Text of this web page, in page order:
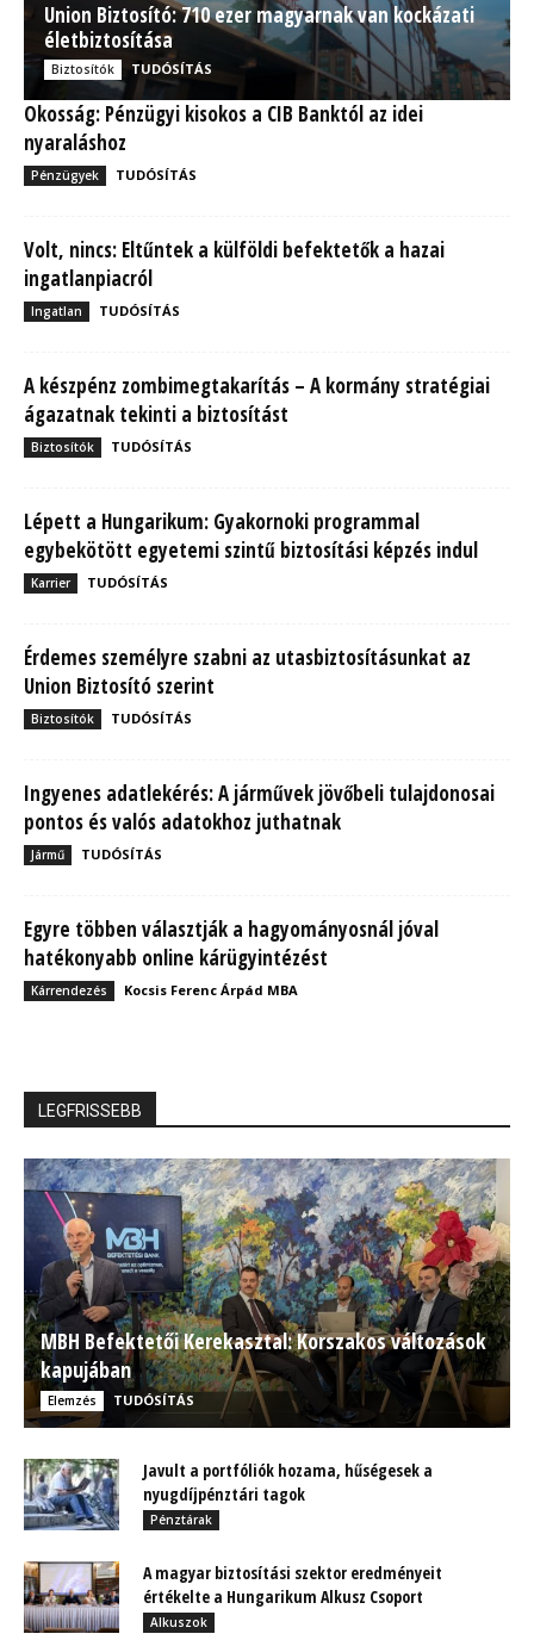
Union Biztosító: 710 ezer magyarnak van kockázati
életbiztosítása
Biztosítók TUDÓSÍTÁS
Okosság: Pénzügyi kisokos a CIB Banktól az idei
nyaraláshoz
Pénzügyek TUDÓSÍTÁS
Volt, nincs: Eltűntek a külföldi befektetők a hazai
ingatlanpiacról
Ingatlan TUDÓSÍTÁS
A készpénz zombimegtakarítás – A kormány stratégiai
ágazatnak tekinti a biztosítást
Biztosítók TUDÓSÍTÁS
Lépett a Hungarikum: Gyakornoki programmal
egybekötött egyetemi szintű biztosítási képzés indul
Karrier TUDÓSÍTÁS
Érdemes személyre szabni az utasbiztosításunkat az
Union Biztosító szerint
Biztosítók TUDÓSÍTÁS
Ingyenes adatlekérés: A járművek jövőbeli tulajdonosai
pontos és valós adatokhoz juthatnak
Jármű TUDÓSÍTÁS
Egyre többen választják a hagyományosnál jóval
hatékonyabb online kárügyintézést
Kárrendezés Kocsis Ferenc Árpád MBA
LEGFRISSEBB
MBH Befektetői Kerekasztal: Korszakos változások
kapujában
Elemzés TUDÓSÍTÁS
Javult a portfóliók hozama, hűségesek a
nyugdíjpénztári tagok
Pénztárak
A magyar biztosítási szektor eredményeit
értékelte a Hungarikum Alkusz Csoport
Alkuszok